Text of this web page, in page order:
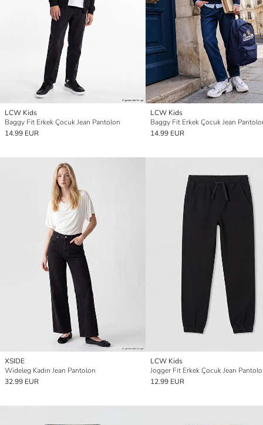
LCW Kids
Baggy Fit Erkek Çocuk Jean Pantolon
14.99 EUR
LCW Kids
Baggy Fit Erkek Çocuk Jean
14.99 EUR
XSIDE
Wideleg Kadın Jean Pantolon
32.99 EUR
LCW Kids
Jogger Fit Erkek Çocuk Jean
12.99 EUR